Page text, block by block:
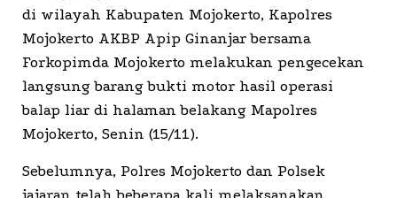
di wilayah Kabupaten Mojokerto, Kapolres
Mojokerto AKBP Apip Ginanjar bersama
Forkopimda Mojokerto melakukan pengecekan
langsung barang bukti motor hasil operasi
balap liar di halaman belakang Mapolres
Mojokerto, Senin (15/11).
Sebelumnya, Polres Mojokerto dan Polsek